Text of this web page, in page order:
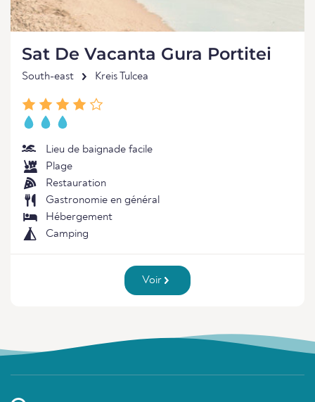
Sat De Vacanta Gura Portitei
South-east Kreis Tulcea
Lieu de baignade facile
Plage
Restauration
Gastronomie en général
Hébergement
Camping
Voir